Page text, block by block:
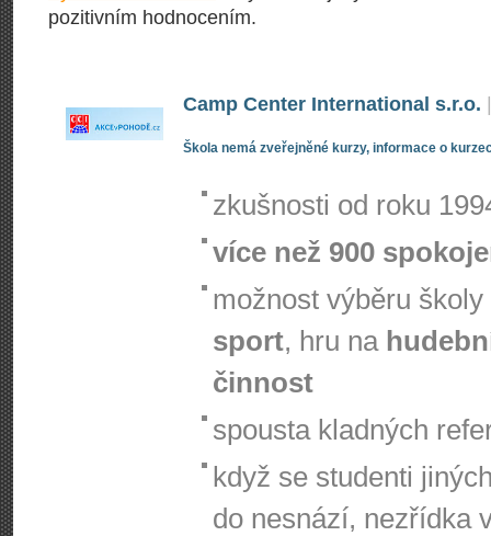
pozitivním hodnocením.
Camp Center International s.r.o.
Škola nemá zveřejněné kurzy, informace o
zkušnosti od roku
více než 900
možnost výběru
sport, hru na
činnost
spousta kladných
když se studenti
do nesnází, nezřídka